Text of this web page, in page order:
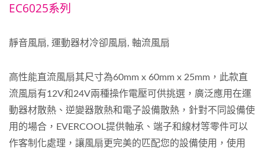
EC6025系列
靜音風扇, 運動器材冷卻風扇, 軸流風扇
高性能直流風扇其尺寸為60mm x 60mm x 25mm，此款直
流風扇有12V和24V兩種操作電壓可供挑選，廣泛應用在運
動器材散熱、逆變器散熱和電子設備散熱，針對不同設備使
用的場合，EVERCOOL提供軸承、端子和線材等零件可以
作客制化處理，讓風扇更完美的匹配您的設備使用，使用